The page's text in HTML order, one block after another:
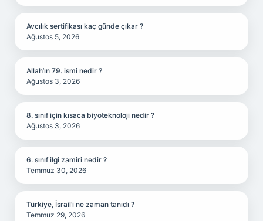
Avcılık sertifikası kaç günde çıkar ?
Ağustos 5, 2026
Allah’ın 79. ismi nedir ?
Ağustos 3, 2026
8. sınıf için kısaca biyoteknoloji nedir ?
Ağustos 3, 2026
6. sınıf ilgi zamiri nedir ?
Temmuz 30, 2026
Türkiye, İsrail’i ne zaman tanıdı ?
Temmuz 29, 2026